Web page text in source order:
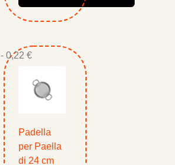
- 0,22 €
Padella
per Paella
di 24 cm